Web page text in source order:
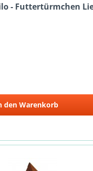
- Futtertürmchen
den Warenkorb